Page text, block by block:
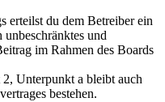
erteilst du dem Betreiber ein
und
im Rahmen des Boards
Unterpunkt a bleibt auch
bestehen.